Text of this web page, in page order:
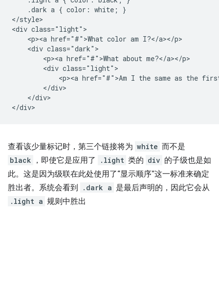
    .dark a { color: white; }
</style>
<div class="light">
    <p><a href="#">What color am I?</a></p>
    <div class="dark">
        <p><a href="#">What about me?</a></p>
        <div class="light">
<p><a href="#">Am I the same as the
        </div>
    </div>
查看该少量标记时，第三个链接将为 white 而不是
black ，即使它是应用了 .light 类的 div 的子级也是如
此。这是因为级联在此处使用了“显示顺序”这一标准来确定
胜出者。系统会看到
.dark a 是最后声明的，因此它会从
.light a 规则中胜出